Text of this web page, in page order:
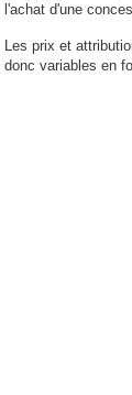
l'achat d'une
Les prix et
donc variables en